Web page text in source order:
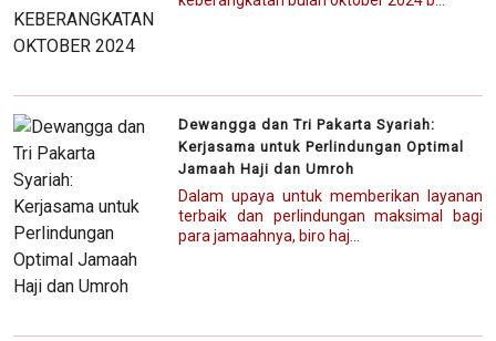
Dewangga dan Tri Pakarta Syariah:
Kerjasama untuk Perlindungan Optimal
Jamaah Haji dan Umroh
Dalam upaya untuk memberikan layanan
terbaik dan perlindungan maksimal bagi
para jamaahnya, biro haj...